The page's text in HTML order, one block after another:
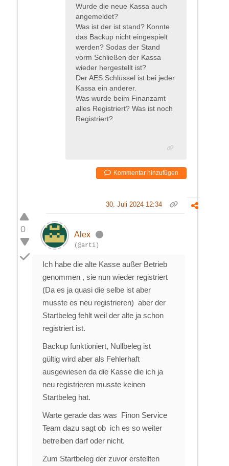
Wurde die neue Kassa auch
angemeldet?
Was ist der ist stand? Konnte
das Backup nicht eingespielt
werden? Sodas der Stand
vorm Schließen der Kassa
wieder hergestellt ist?
Der AES Schlüssel ist bei jeder
Kassa ein anderer.
Was wurde beim Finanzamt
alles Registriert? Was ist noch
Registriert?
Kommentar hinzufügen
0
30. Juli 2024 12:34
Alex
(@arti)
Ich habe die alte Kasse außer Betrieb
genommen , sie nun wieder registriert
(Da es ja quasi die selbe ist aber
musste es neu registrieren) aber der
Startbeleg fehlt weil der alte ja schon
registriert ist.
Backup funktioniert, Nullbeleg ist
gültig wird aber als Fehlerhaft
ausgewiesen da die Kasse die ich ja
neu registrieren musste keinen
Startbeleg hat.
Warte gerade das was Finon Service
Team dazu sagt ob ich es so weiter
betreiben darf oder nicht.
Zum Startbeleg der zuvor erstellten